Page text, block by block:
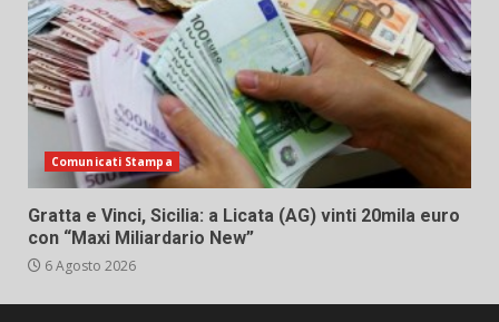
Comunicati Stampa
Gratta e Vinci, Sicilia: a Licata (AG) vinti 20mila euro
con “Maxi Miliardario New”
6 Agosto 2026